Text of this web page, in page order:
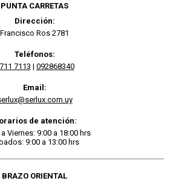
PUNTA CARRETAS
Dirección:
Francisco Ros 2781
Teléfonos:
7113 | 092868340
Email:
de atención:
Viernes: 9:00 a 18:00 hrs
9:00 a 13:00 hrs
BRAZO ORIENTAL